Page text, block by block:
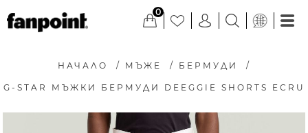
0
НАЧАЛО / МЪЖЕ / БЕРМУДИ /
G-STAR МЪЖКИ БЕРМУДИ DEEGGIE SHORTS ECRU